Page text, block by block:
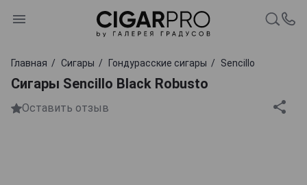
Главная Сигары Гондурасские сигары Sencillo
Сигары Sencillo Black Robusto
Оставить отзыв